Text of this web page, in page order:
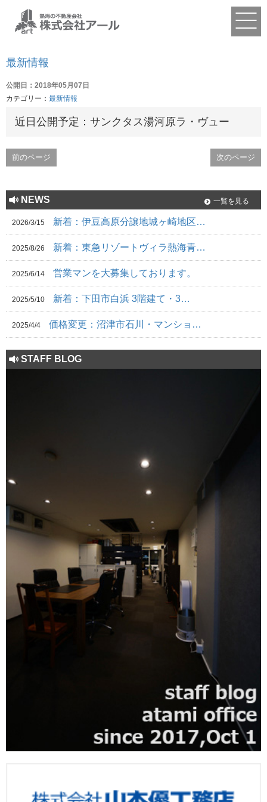
最新情報
公開日：2018年05月07日
カテゴリー： 最新情報
近日公開予定：サンクタス湯河原ラ・ヴュー
前のページ 次のページ
NEWS 一覧を見る
2026/3/15 新着：伊豆高原分譲地城ヶ崎地区…
2025/8/26 新着：東急リゾートヴィラ熱海青…
2025/6/14 営業マンを大募集しております。
2025/5/10 新着：下田市白浜 3階建て・3…
2025/4/4 価格変更：沼津市石川・マンショ…
STAFF BLOG